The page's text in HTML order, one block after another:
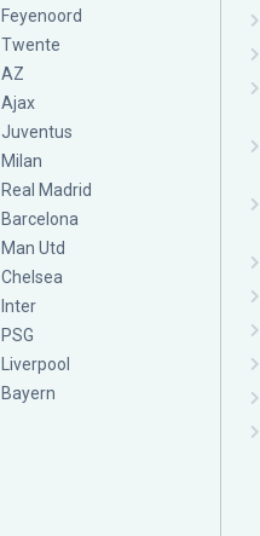
Feyenoord
Twente
AZ
Ajax
Juventus
Milan
Real Madrid
Barcelona
Man Utd
Chelsea
Inter
PSG
Liverpool
Bayern